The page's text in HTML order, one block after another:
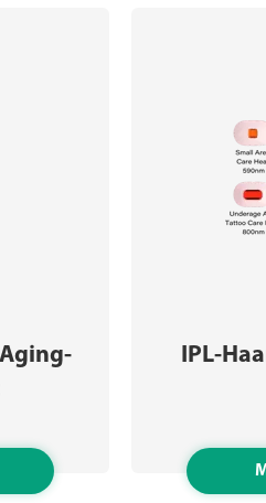
IPL-